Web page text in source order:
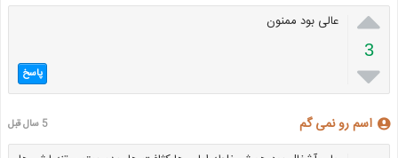

3

عالى بود ممنون
پاسخ
اسم رو نمى گم 5 سال قبل